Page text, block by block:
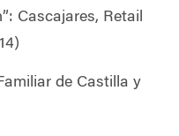
Cascajares, Retail
de Castilla y